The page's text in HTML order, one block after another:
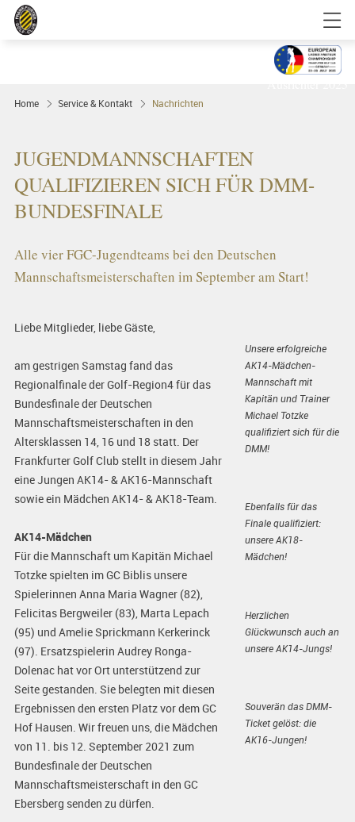
Home Service & Kontakt Nachrichten
JUGENDMANNSCHAFTEN
QUALIFIZIEREN SICH FÜR DMM-
BUNDESFINALE
Alle vier FGC-Jugendteams bei den Deutschen
Mannschaftsmeisterschaften im September am Start!
Liebe Mitglieder, liebe Gäste,
am gestrigen Samstag fand das
Regionalfinale der Golf-Region4 für das
Bundesfinale der Deutschen
Mannschaftsmeisterschaften in den
Altersklassen 14, 16 und 18 statt. Der
Frankfurter Golf Club stellt in diesem Jahr
eine Jungen AK14- & AK16-Mannschaft
sowie ein Mädchen AK14- & AK18-Team.
AK14-Mädchen
Für die Mannschaft um Kapitän Michael
Totzke spielten im GC Biblis unsere
Spielerinnen Anna Maria Wagner (82),
Felicitas Bergweiler (83), Marta Lepach
(95) und Amelie Sprickmann Kerkerinck
(97). Ersatzspielerin Audrey Ronga-
Dolenac hat vor Ort unterstützend zur
Seite gestanden. Sie belegten mit diesen
Ergebnissen den ersten Platz vor dem GC
Hof Hausen. Wir freuen uns, die Mädchen
von 11. bis 12. September 2021 zum
Bundesfinale der Deutschen
Mannschaftsmeisterschaft in den GC
Ebersberg senden zu dürfen.
Unsere erfolgreiche
AK14-Mädchen-
Mannschaft mit
Kapitän und Trainer
Michael Totzke
qualifiziert sich für die
DMM!
Ebenfalls für das
Finale qualifiziert:
unsere AK18-
Mädchen!
Herzlichen
Glückwunsch auch an
unsere AK14-Jungs!
Souverän das DMM-
Ticket gelöst: die
AK16-Jungen!